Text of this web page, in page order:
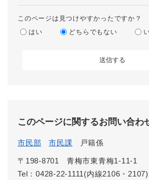
このページは見つけやすかったですか？
はい
どちらでもない
このページに関するお問い合わ
市民部 市民課 戸籍係
〒198-8701
青梅市東青梅1-11-1
Tel：0428-22-1111(内線2106・2107)